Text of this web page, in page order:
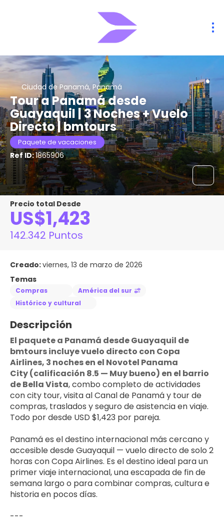
Ciudad de Panamá, Panamá
Tour a Panamá desde
Guayaquil | 3 Noches + Vuelo
Directo | bmtours
Paquete de vacaciones
Ref ID:1865906
Precio total Desde
US$1,423
142.342 Puntos
Creado:viernes, 13 de marzo de 2026
Temas
Compras
América del sur
Histórico y cultural
Descripción
El paquete a Panamá desde Guayaquil de
bmtours incluye vuelo directo con Copa
Airlines, 3 noches en el Novotel Panama
City (calificación 8.5 — Muy bueno) en el barrio
de Bella Vista, combo completo de actividades
con city tour, visita al Canal de Panamá y tour de
compras, traslados y seguro de asistencia en viaje.
Todo por desde USD $1,423 por pareja.
Panamá es el destino internacional más cercano y
accesible desde Guayaquil — vuelo directo de solo 2
horas con Copa Airlines. Es el destino ideal para un
primer viaje internacional, una escapada de fin de
semana largo o para combinar compras, cultura e
historia en pocos días.
---